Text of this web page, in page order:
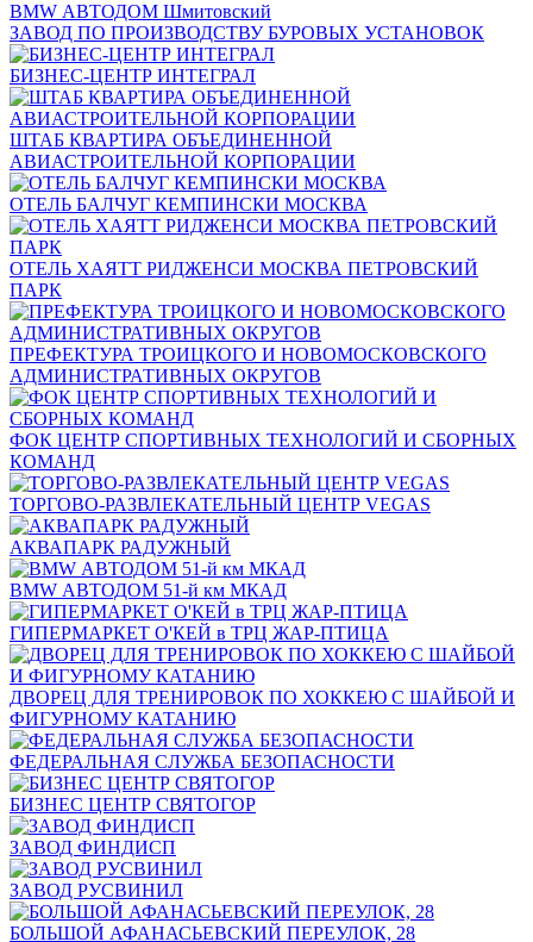
BMW АВТОДОМ Шмитовский
ЗАВОД ПО ПРОИЗВОДСТВУ БУРОВЫХ УСТАНОВОК
БИЗНЕС-ЦЕНТР ИНТЕГРАЛ
ШТАБ КВАРТИРА ОБЪЕДИНЕННОЙ
АВИАСТРОИТЕЛЬНОЙ КОРПОРАЦИИ
ОТЕЛЬ БАЛЧУГ КЕМПИНСКИ МОСКВА
ОТЕЛЬ ХАЯТТ РИДЖЕНСИ МОСКВА ПЕТРОВСКИЙ
ПАРК
ПРЕФЕКТУРА ТРОИЦКОГО И НОВОМОСКОВСКОГО
АДМИНИСТРАТИВНЫХ ОКРУГОВ
ФОК ЦЕНТР СПОРТИВНЫХ ТЕХНОЛОГИЙ И СБОРНЫХ
КОМАНД
ТОРГОВО-РАЗВЛЕКАТЕЛЬНЫЙ ЦЕНТР VEGAS
АКВАПАРК РАДУЖНЫЙ
BMW АВТОДОМ 51-й км МКАД
ГИПЕРМАРКЕТ О'КЕЙ в ТРЦ ЖАР-ПТИЦА
ДВОРЕЦ ДЛЯ ТРЕНИРОВОК ПО ХОККЕЮ С ШАЙБОЙ И
ФИГУРНОМУ КАТАНИЮ
ФЕДЕРАЛЬНАЯ СЛУЖБА БЕЗОПАСНОСТИ
БИЗНЕС ЦЕНТР СВЯТОГОР
ЗАВОД ФИНДИСП
ЗАВОД РУСВИНИЛ
БОЛЬШОЙ АФАНАСЬЕВСКИЙ ПЕРЕУЛОК, 28